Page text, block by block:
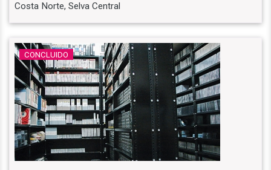
Costa Norte, Selva Central
CONCLUIDO